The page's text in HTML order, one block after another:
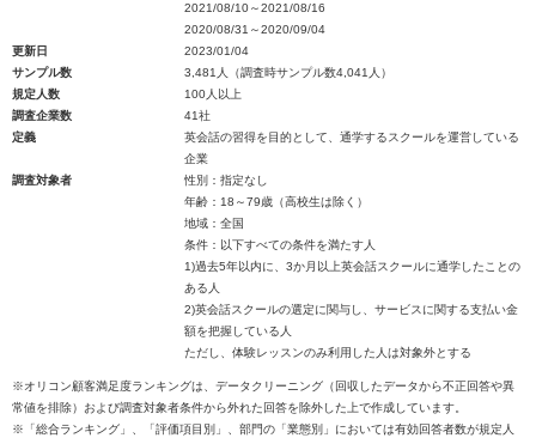
2021/08/10～2021/08/16
2020/08/31～2020/09/04
更新日
2023/01/04
サンプル数
3,481人（調査時サンプル数4,041人）
規定人数
100人以上
調査企業数
41社
定義
英会話の習得を目的として、通学するスクールを運営している
企業
調査対象者
性別：指定なし
年齢：18～79歳（高校生は除く）
地域：全国
条件：以下すべての条件を満たす人
1)過去5年以内に、3か月以上英会話スクールに通学したことの
ある人
2)英会話スクールの選定に関与し、サービスに関する支払い金
額を把握している人
ただし、体験レッスンのみ利用した人は対象外とする
※オリコン顧客満足度ランキングは、データクリーニング（回収したデータから不正回答や異
常値を排除）および調査対象者条件から外れた回答を除外した上で作成しています。
※「総合ランキング」、「評価項目別」、部門の「業態別」においては有効回答者数が規定人